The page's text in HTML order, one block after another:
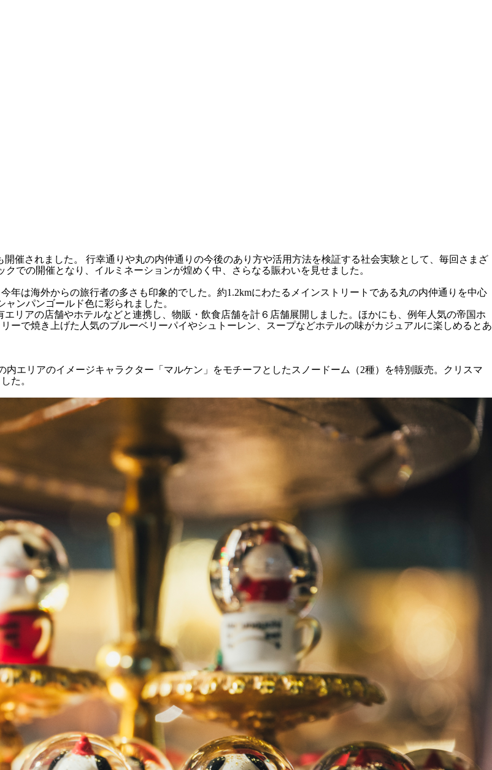
開催されました。 行幸通りや丸の内仲通りの今後のあり方や活用方法を検証する社会実験として、毎回さまざ
での開催となり、イルミネーションが煌めく中、さらなる賑わいを見せました。
年は海外からの旅行者の多さも印象的でした。約1.2kmにわたるメインストリートである丸の内仲通りを中心
ンパンゴールド色に彩られました。
エリアの店舗やホテルなどと連携し、物販・飲食店舗を計６店舗展開しました。ほかにも、例年人気の帝国ホ
ーで焼き上げた人気のブルーベリーパイやシュトーレン、スープなどホテルの味がカジュアルに楽しめるとあ
内エリアのイメージキャラクター「マルケン」をモチーフとしたスノードーム（2種）を特別販売。クリスマ
た。